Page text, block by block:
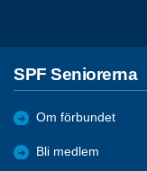
SPF Seniorerna
Om förbundet
Bli medlem